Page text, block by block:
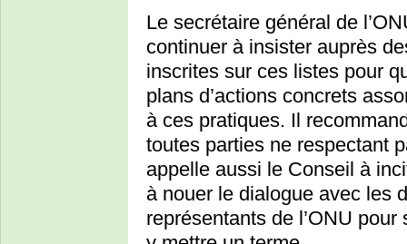
Le secrétaire général de
continuer à insister auprès
inscrites sur ces listes pour
plans d’actions concrets
à ces pratiques. Il
toutes parties ne respectant
appelle aussi le Conseil à
à nouer le dialogue avec les
représentants de l’ONU